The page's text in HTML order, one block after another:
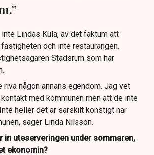
Lindas Kula, av det faktum att
och inte restaurangen.
Stadsrum som har
riva någon annans egendom. Jag vet
med kommunen men att de inte
heller det är särskilt konstigt när
säger Linda Nilsson.
in uteserveringen under sommaren,
ekonomin?